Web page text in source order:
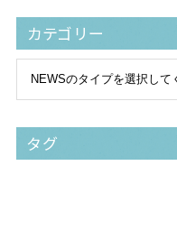
カテゴリー
タグ